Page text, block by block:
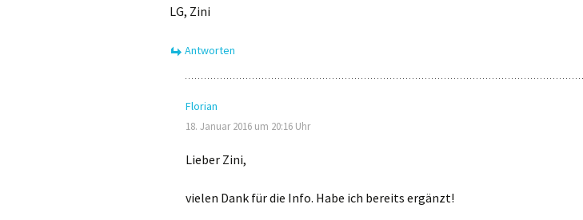
LG, Zini
Antworten
Florian
18. Januar 2016 um 20:16 Uhr
Lieber Zini,
vielen Dank für die Info. Habe ich bereits ergänzt!